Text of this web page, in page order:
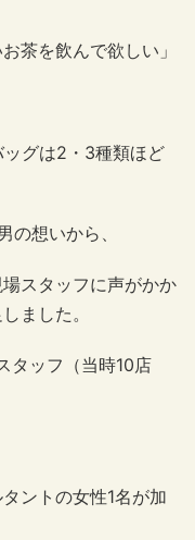
茶を飲んで欲しい」
グは2・3種類ほど
想いから、
スタッフに声がかか
ました。
タッフ（当時10店
ントの女性1名が加